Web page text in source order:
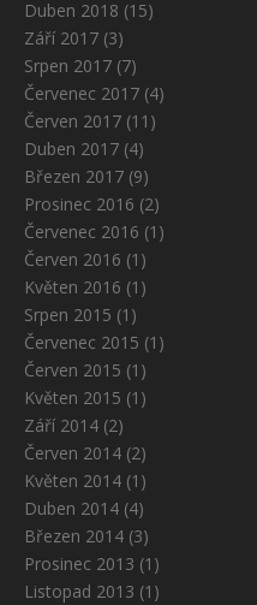
Duben 2018 (15)
Září 2017 (3)
Srpen 2017 (7)
Červenec 2017 (4)
Červen 2017 (11)
Duben 2017 (4)
Březen 2017 (9)
Prosinec 2016 (2)
Červenec 2016 (1)
Červen 2016 (1)
Květen 2016 (1)
Srpen 2015 (1)
Červenec 2015 (1)
Červen 2015 (1)
Květen 2015 (1)
Září 2014 (2)
Červen 2014 (2)
Květen 2014 (1)
Duben 2014 (4)
Březen 2014 (3)
Prosinec 2013 (1)
Listopad 2013 (1)